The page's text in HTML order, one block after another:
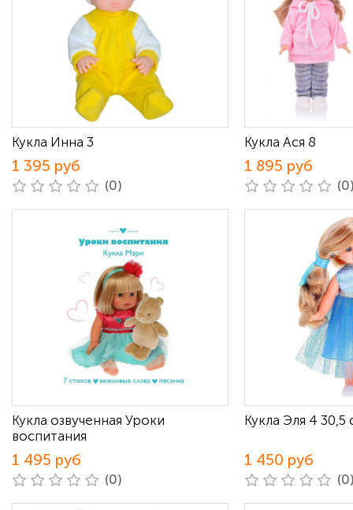
Кукла Инна 3
1 395 руб
(0)
Кукла Ася 8
1 895 руб
Кукла озвученная Уроки
воспитания
1 495 руб
(0)
Кукла Эля 4 30,5
1 450 руб